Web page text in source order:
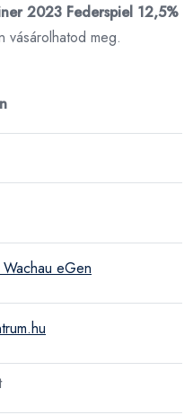
2023 Federspiel 12,5%
vásárolhatod meg.
eGen